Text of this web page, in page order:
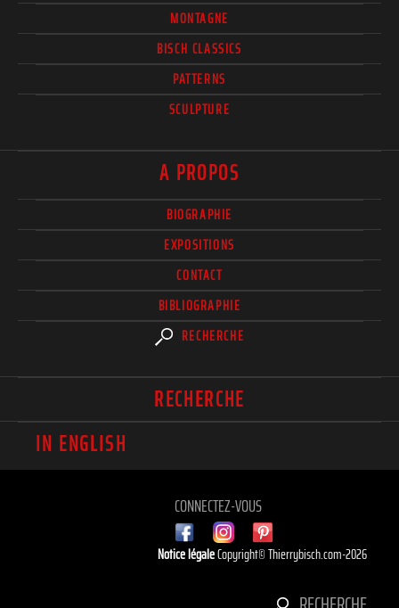
MONTAGNE
BISCH CLASSICS
PATTERNS
SCULPTURE
A PROPOS
BIOGRAPHIE
EXPOSITIONS
CONTACT
BIBLIOGRAPHIE
RECHERCHE
RECHERCHE
IN ENGLISH
CONNECTEZ-VOUS
Notice légaleCopyright© Thierrybisch.com-2026